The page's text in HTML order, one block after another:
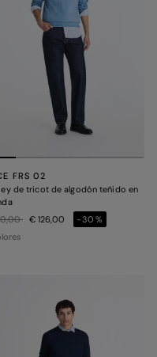
FRS 02
de tricot de algodón teñido en
rebajado de
a € 126,00
-30%